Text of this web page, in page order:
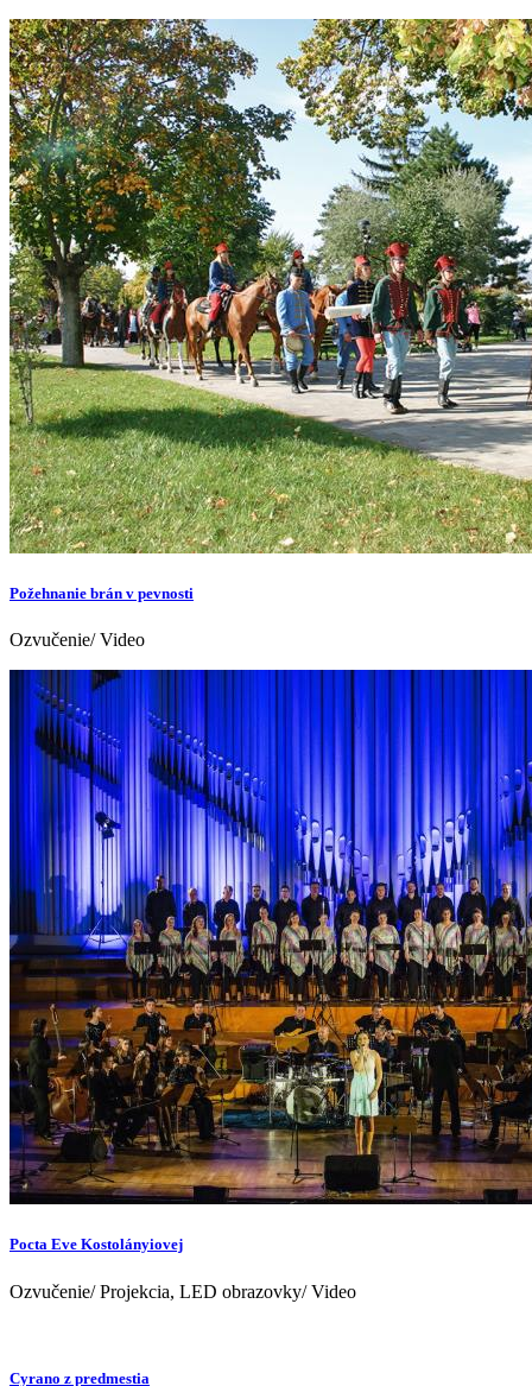
Požehnanie brán v pevnosti
Ozvučenie/ Video
Pocta Eve Kostolányiovej
Ozvučenie/ Projekcia, LED obrazovky/ Video
Cyrano z predmestia